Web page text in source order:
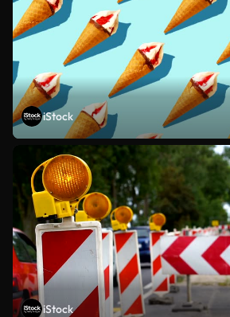
iStock
iStock